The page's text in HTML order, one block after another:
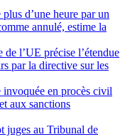
d’une heure par un
annulé, estime la
l’UE précise l’étendue
par la directive sur les
en procès civil
aux sanctions
juges au Tribunal de